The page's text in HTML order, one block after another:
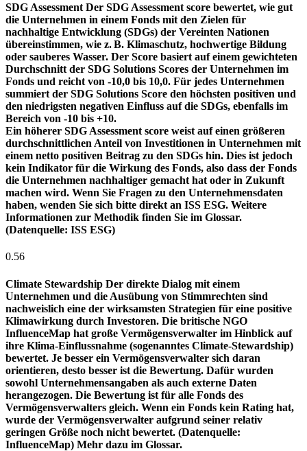
SDG Assessment Der SDG Assessment score bewertet, wie gut
die Unternehmen in einem Fonds mit den Zielen für
nachhaltige Entwicklung (SDGs) der Vereinten Nationen
übereinstimmen, wie z. B. Klimaschutz, hochwertige Bildung
oder sauberes Wasser. Der Score basiert auf einem gewichteten
Durchschnitt der SDG Solutions Scores der Unternehmen im
Fonds und reicht von -10,0 bis 10,0. Für jedes Unternehmen
summiert der SDG Solutions Score den höchsten positiven und
den niedrigsten negativen Einfluss auf die SDGs, ebenfalls im
Bereich von -10 bis +10.
Ein höherer SDG Assessment score weist auf einen größeren
durchschnittlichen Anteil von Investitionen in Unternehmen mit
einem netto positiven Beitrag zu den SDGs hin. Dies ist jedoch
kein Indikator für die Wirkung des Fonds, also dass der Fonds
die Unternehmen nachhaltiger gemacht hat oder in Zukunft
machen wird. Wenn Sie Fragen zu den Unternehmensdaten
haben, wenden Sie sich bitte direkt an ISS ESG. Weitere
Informationen zur Methodik finden Sie im Glossar.
(Datenquelle: ISS ESG)
0.56
Climate Stewardship Der direkte Dialog mit einem
Unternehmen und die Ausübung von Stimmrechten sind
nachweislich eine der wirksamsten Strategien für eine positive
Klimawirkung durch Investoren. Die britische NGO
InfluenceMap hat große Vermögensverwalter im Hinblick auf
ihre Klima-Einflussnahme (sogenanntes Climate-Stewardship)
bewertet. Je besser ein Vermögensverwalter sich daran
orientieren, desto besser ist die Bewertung. Dafür wurden
sowohl Unternehmensangaben als auch externe Daten
herangezogen. Die Bewertung ist für alle Fonds des
Vermögensverwalters gleich. Wenn ein Fonds kein Rating hat,
wurde der Vermögensverwalter aufgrund seiner relativ
geringen Größe noch nicht bewertet. (Datenquelle:
InfluenceMap) Mehr dazu im Glossar.